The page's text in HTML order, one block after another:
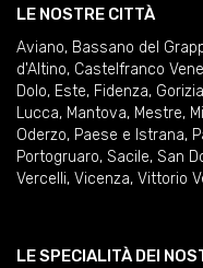
LE NOSTRE CITTÀ
Aviano, Bassano del
d'Altino, Castelfranco
Dolo, Este, Fidenza, Gorizia
Lucca, Mantova, Mestre,
Oderzo, Paese e Istrana,
Portogruaro, Sacile, San
Vercelli, Vicenza, Vittorio
LE SPECIALITÀ DEI